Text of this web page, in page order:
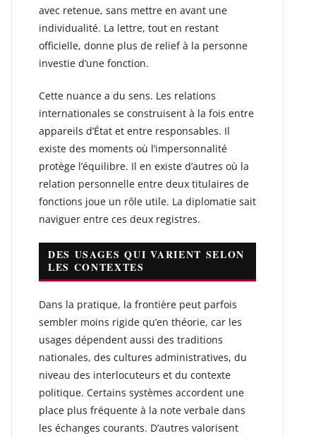
avec retenue, sans mettre en avant une
individualité. La lettre, tout en restant
officielle, donne plus de relief à la personne
investie d’une fonction.
Cette nuance a du sens. Les relations
internationales se construisent à la fois entre
appareils d’État et entre responsables. Il
existe des moments où l’impersonnalité
protège l’équilibre. Il en existe d’autres où la
relation personnelle entre deux titulaires de
fonctions joue un rôle utile. La diplomatie sait
naviguer entre ces deux registres.
DES USAGES QUI VARIENT SELON
LES CONTEXTES
Dans la pratique, la frontière peut parfois
sembler moins rigide qu’en théorie, car les
usages dépendent aussi des traditions
nationales, des cultures administratives, du
niveau des interlocuteurs et du contexte
politique. Certains systèmes accordent une
place plus fréquente à la note verbale dans
les échanges courants. D’autres valorisent